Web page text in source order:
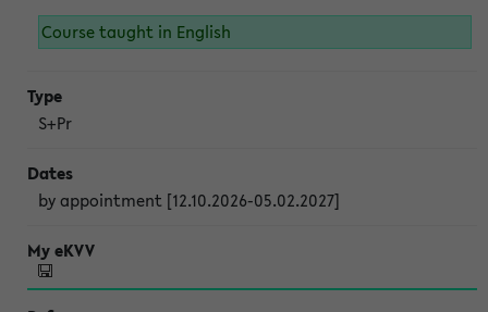
Course taught in English
S+Pr
by appointment [12.10.2026-05.02.2027]